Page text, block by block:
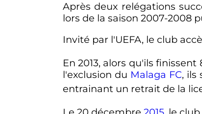
Après deux relégations
lors de la saison 2007-2008
Invité par l'UEFA, le club
En 2013, alors qu'ils finissent
l'exclusion du Malaga FC, ils
entrainant un retrait de la
Le 20 décembre 2015, le